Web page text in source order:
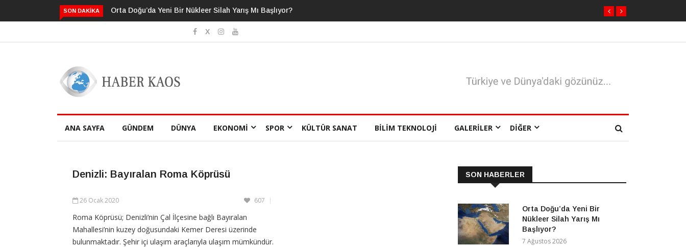
SON DAKIKA
Doğu’da Yeni Bir Nükleer Silah Yarış Mı Başlıyor?Neden Bildiğimizden Daha Fazlasını Bildiğimizi
Sanıyoruz?
ANA SAYFA GÜNDEM DÜNYA EKONOMI SPOR KÜLTÜR SANAT BILIM TEKNOLOJI GALERILER DIĞER
Denizli: Bayıralan Roma Köprüsü
26 Ocak 2020 607
Roma Köprüsü; Denizli’nin Çal İlçesine bağlı Bayıralan
Mahallesi’nin kuzey doğusundaki Kemer Deresi üzerinde
bulunmaktadır. Şehir içi ulaşım araçlarıyla ulaşım mümkündür.
SON HABERLER
Orta Doğu’da Yeni Bir
Nükleer Silah Yarış Mı
Başlıyor?
7 Ağustos 2026